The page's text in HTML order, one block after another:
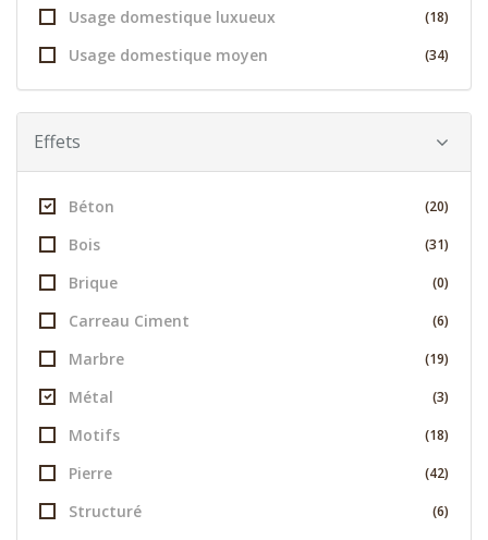
Usage domestique luxueux (18)
Usage domestique moyen (34)
Effets
Béton (20)
Bois (31)
Brique (0)
Carreau Ciment (6)
Marbre (19)
Métal (3)
Motifs (18)
Pierre (42)
Structuré (6)